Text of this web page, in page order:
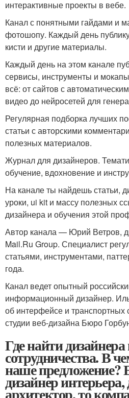
интерактивные проекты в вебе.
Канал с понятными гайдами и
фотошопу. Каждый день
кисти и другие материалы.
Каждый день на этом канале
сервисы, инструменты и
всё: от сайтов с
видео до нейросетей для
Регулярная подборка лучших
статьи с авторскими
полезных материалов.
Журнал для дизайнеров.
обучение, вдохновение и
На канале ты найдешь статьи,
уроки, ui kit и массу полезных
дизайнера и обучения этой
Автор канала — Юрий Ветров,
Mail.Ru Group. Специалист
статьями, инструментами,
года.
Канал ведет опытный
информационный дизайнер.
об интерфейсе и транспортных
студии веб-дизайна Бюро
Где найти
сотрудничества. В
наше
дизайнер